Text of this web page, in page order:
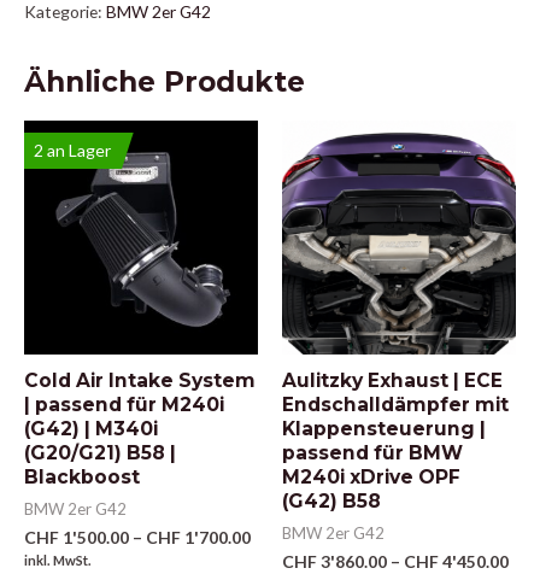
Kategorie: BMW 2er G42
Ähnliche Produkte
2 an Lager
Cold Air Intake System
| passend für M240i
(G42) | M340i
(G20/G21) B58 |
Blackboost
BMW 2er G42
CHF 1'500.00 – CHF 1'700.00
inkl. MwSt.
Aulitzky Exhaust | ECE
Endschalldämpfer mit
Klappensteuerung |
passend für BMW
M240i xDrive OPF
(G42) B58
BMW 2er G42
CHF3'860.00 – CHF4'450.00